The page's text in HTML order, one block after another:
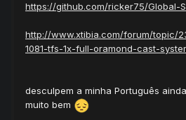
https://github.com/ricker75/Global-
http://www.xtibia.com/forum/topic/
1081-tfs-1x-full-oramond-cast-
desculpem a minha Português
muito bem